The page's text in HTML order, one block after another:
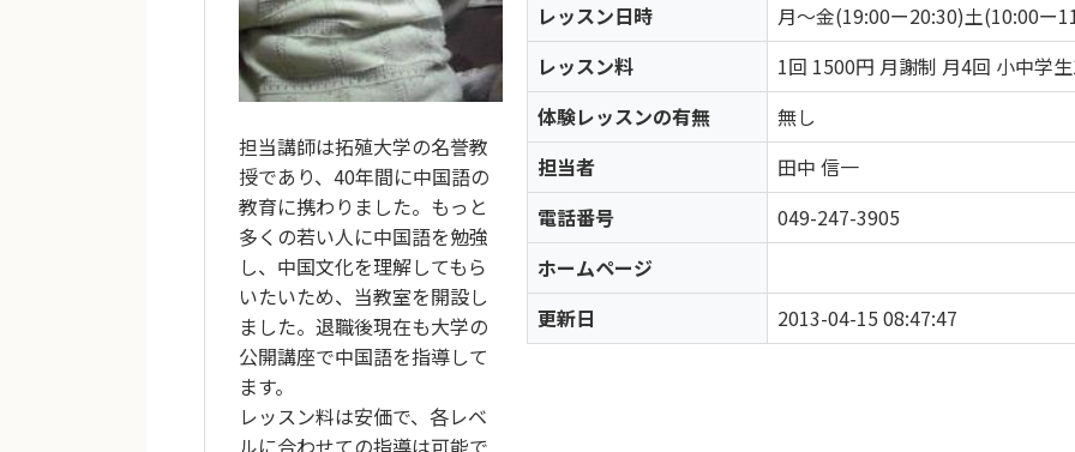
担当講師は拓殖大学の名誉教
授であり、40年間に中国語の
教育に携わりました。もっと
多くの若い人に中国語を勉強
し、中国文化を理解してもら
いたいため、当教室を開設し
ました。退職後現在も大学の
公開講座で中国語を指導して
ます。
レッスン料は安価で、各レベ
レッスン日時
月〜金(19:00ー20:30)土(10:00ー
レッスン料
1回 1500円 月謝制 月4回 小中学
体験レッスンの有無
無し
担当者
田中 信一
電話番号
049-247-3905
ホームページ
更新日
2013-04-15 08:47:47